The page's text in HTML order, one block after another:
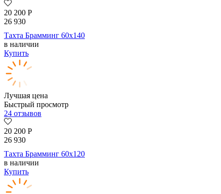
20 200 Р
26 930
Тахта Брамминг 60х140
в наличии
Купить
Лучшая цена
Быстрый просмотр
24 отзывов
20 200 Р
26 930
Тахта Брамминг 60х120
в наличии
Купить